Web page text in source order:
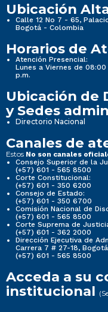
Ubicación
Calle 12 No 7 - 65,
Bogotá - Colombia
Horarios de
Atención Presencial:
Lunes a Viernes de
p.m.
Ubicación de
y Sedes
Directorio Nacional
Canales de
Estos No son canales
Consejo Superior de la
(+57) 601 - 565 8500
Corte Constitucional:
(+57) 601 - 350 6200
Consejo de Estado:
(+57) 601 - 350 6700
Comisión Nacional de
(+57) 601 - 565 8500
Corte Suprema de
(+57) 601 - 362 2000
Dirección Ejecutiva de
Carrera 7 # 27-18, Bogotá
(+57) 601 - 565 8500
Acceda a su
institucional